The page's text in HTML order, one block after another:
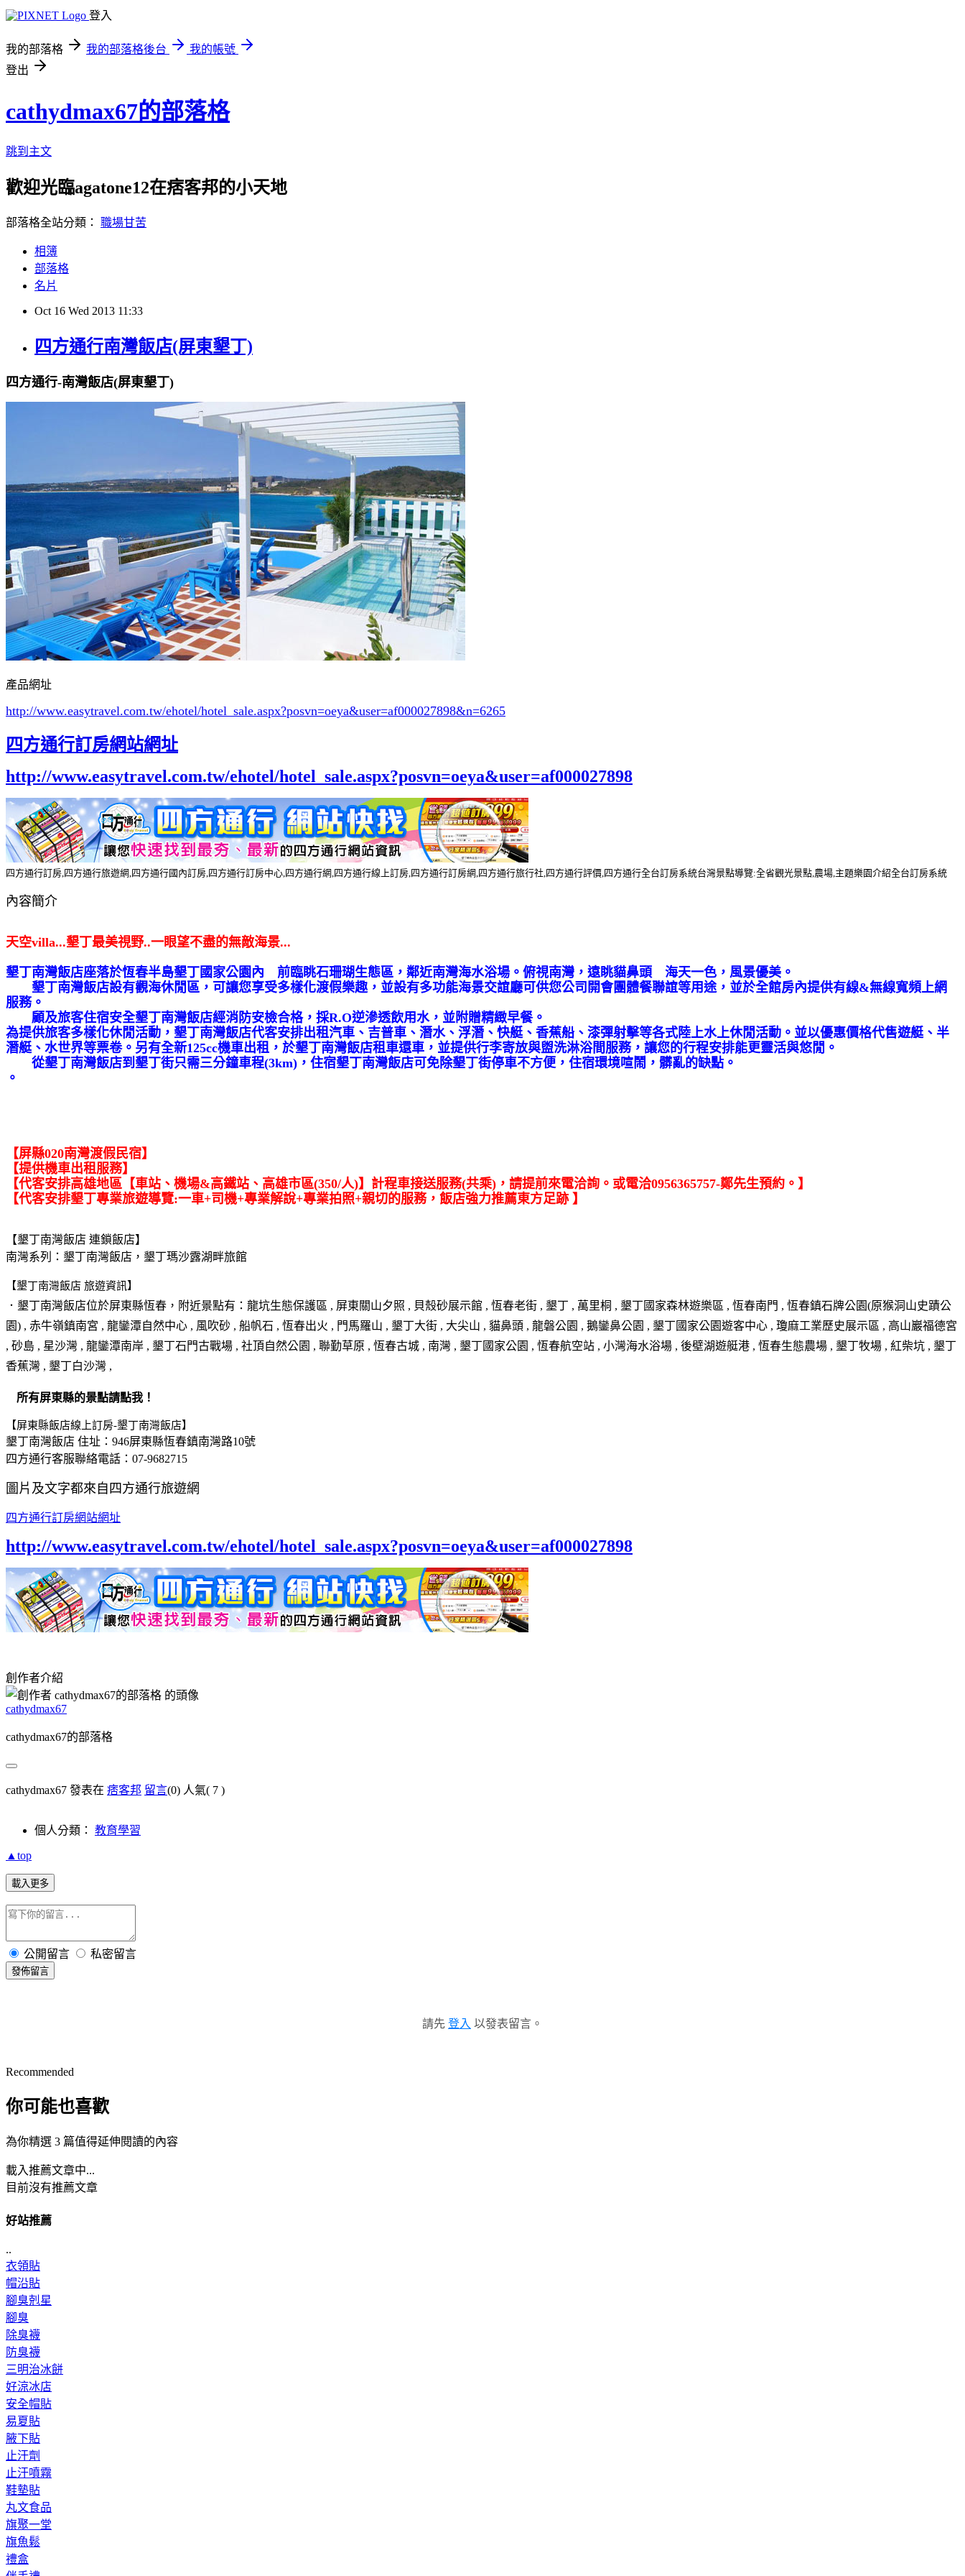
登入
我的部落格 我的部落格後台
我的帳號
登出
cathydmax67的部落格
跳到主文
歡迎光臨agatone12在痞客邦的小天地
部落格全站分類： 職場甘苦
相簿
部落格
名片
Oct 16 Wed 2013 11:33
四方通行南灣飯店(屏東墾丁)
四方通行-南灣飯店(屏東墾丁)
產品網址
http://www.easytravel.com.tw/ehotel/hotel_sale.aspx?posvn=oeya&user=af000027898&n=6265
四方通行訂房網站網址
http://www.easytravel.com.tw/ehotel/hotel_sale.aspx?posvn=oeya&user=af000027898
四方通行訂房,四方通行旅遊網,四方通行國內訂房,四方通行訂房中心,四方通行網,四方通行線上訂房,四方通行訂房網,四方通行旅行社,四方通行評價,四方通行全台訂房系統台灣景點導覽:全省觀光景點,農場,主題樂園介紹全台訂房系統
內容簡介
天空villa...墾丁最美視野..一眼望不盡的無敵海景...
墾丁南灣飯店座落於恆春半島墾丁國家公園內 前臨眺石珊瑚生態區，鄰近南灣海水浴場。俯視南灣，遠眺貓鼻頭 海天一色，風景優美。
墾丁南灣飯店設有觀海休閒區，可讓您享受多樣化渡假樂趣，並設有多功能海景交誼廳可供您公司開會團體餐聯誼等用途，並於全館房內提供有線&無線寬頻上網
服務。
顧及旅客住宿安全墾丁南灣飯店經消防安檢合格，採R.O逆滲透飲用水，並附贈精緻早餐。
為提供旅客多樣化休閒活動，墾丁南灣飯店代客安排出租汽車、吉普車、潛水、浮潛、快艇、香蕉船、漆彈射擊等各式陸上水上休閒活動。並以優惠價格代售遊艇、半
潛艇、水世界等票卷。另有全新125cc機車出租，於墾丁南灣飯店租車還車，並提供行李寄放與盥洗淋浴間服務，讓您的行程安排能更靈活與悠閒。
從墾丁南灣飯店到墾丁街只需三分鐘車程(3km)，住宿墾丁南灣飯店可免除墾丁街停車不方便，住宿環境喧鬧，髒亂的缺點。
。
【屏縣020南灣渡假民宿】
【提供機車出租服務】
【代客安排高雄地區【車站、機場&高鐵站、高雄市區(350/人)】計程車接送服務(共乘)，請提前來電洽詢。或電洽0956365757-鄭先生預約。】
【代客安排墾丁專業旅遊導覽:一車+司機+專業解說+專業拍照+親切的服務，飯店強力推薦東方足跡 】
【墾丁南灣飯店 連鎖飯店】
南灣系列：墾丁南灣飯店，墾丁瑪沙露湖畔旅館
【墾丁南灣飯店 旅遊資訊】
．墾丁南灣飯店位於屏東縣恆春 ，附近景點有：龍坑生態保護區 , 屏東關山夕照 , 貝殼砂展示館 , 恆春老街 , 墾丁 , 萬里桐 , 墾丁國家森林遊樂區 , 恆春南門 , 恆春鎮石牌公園(原猴洞山史蹟公
園) , 赤牛嶺鎮南宮 , 龍鑾潭自然中心 , 風吹砂 , 船帆石 , 恆春出火 , 門馬羅山 , 墾丁大街 , 大尖山 , 貓鼻頭 , 龍磐公園 , 鵝鑾鼻公園 , 墾丁國家公園遊客中心 , 瓊麻工業歷史展示區 , 高山巖福德宮
, 砂島 , 星沙灣 , 龍鑾潭南岸 , 墾丁石門古戰場 , 社頂自然公園 , 聯勤草原 , 恆春古城 , 南灣 , 墾丁國家公園 , 恆春航空站 , 小灣海水浴場 , 後壁湖遊艇港 , 恆春生態農場 , 墾丁牧場 , 紅柴坑 , 墾丁
香蕉灣 , 墾丁白沙灣 ,
所有屏東縣的景點請點我！
【屏東縣飯店線上訂房-墾丁南灣飯店】
墾丁南灣飯店 住址：946屏東縣恆春鎮南灣路10號
四方通行客服聯絡電話：07-9682715
圖片及文字都來自四方通行旅遊網
四方通行訂房網站網址
http://www.easytravel.com.tw/ehotel/hotel_sale.aspx?posvn=oeya&user=af000027898
創作者介紹
cathydmax67
cathydmax67的部落格
cathydmax67 發表在 痞客邦 留言(0) 人氣( 7 )
個人分類： 教育學習
▲top
載入更多
公開留言 私密留言
發佈留言
請先 登入 以發表留言。
Recommended
你可能也喜歡
為你精選 3 篇值得延伸閱讀的內容
載入推薦文章中...
目前沒有推薦文章
好站推薦
..
衣領貼
帽沿貼
腳臭剋星
腳臭
除臭襪
防臭襪
三明治冰餅
好涼冰店
安全帽貼
易夏貼
腋下貼
止汗劑
止汗噴霧
鞋墊貼
丸文食品
旗聚一堂
旗魚鬆
禮盒